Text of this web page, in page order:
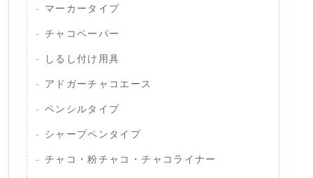
マーカータイプ
チャコペーパー
しるし付け用具
アドガーチャコエース
ペンシルタイプ
シャープペンタイプ
チャコ・粉チャコ・チャコライナー